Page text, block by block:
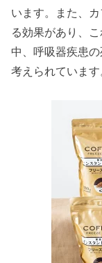
います。また、
る効果があり、
中、呼吸器疾患
考えられています